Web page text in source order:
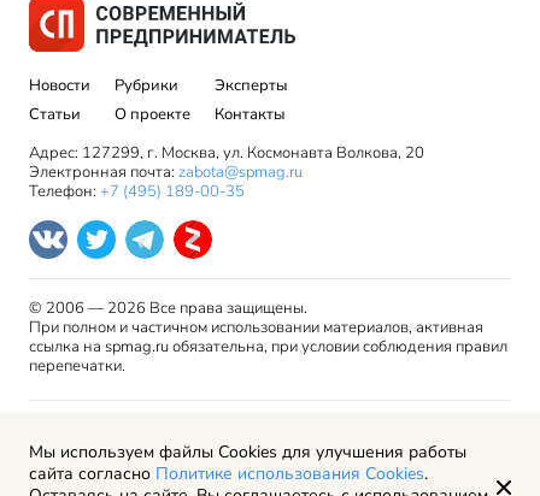
Новости
Статьи
Рубрики
О проекте
Эксперты
Контакты
Адрес: 127299, г. Москва, ул. Космонавта Волкова, 20
Электронная почта: zabota@spmag.ru
Телефон: +7 (495) 189-00-35
© 2006 — 2026 Все права защищены.
При полном и частичном использовании материалов, активная
ссылка на spmag.ru обязательна, при условии соблюдения правил
перепечатки.
права
Пользовательское соглашение
Мы используем файлы Cookies для улучшения работы
сайта согласно Политике использования Cookies.